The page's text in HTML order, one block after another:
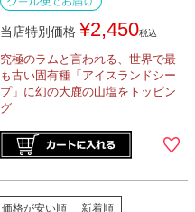
当店特別価格 ¥2,450税込
究極のラムと言われる、世界で最
も古い固有種「アイスランドシー
プ」に幻の大鹿の山塩をトッピン
グ
価格が安い順 新着順